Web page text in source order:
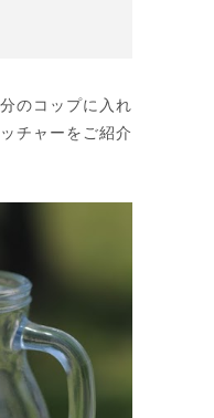
のコップに入れ
チャーをご紹介